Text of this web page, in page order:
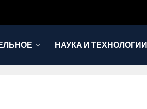
НАУКА И ТЕХНОЛОГИИ